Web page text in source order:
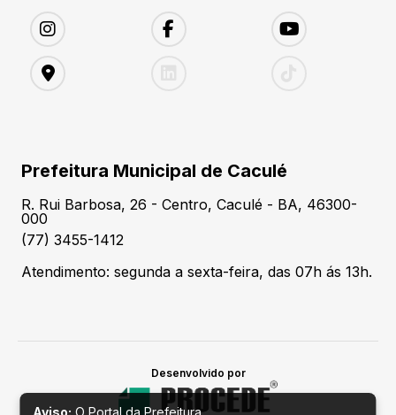
Prefeitura Municipal de Caculé
R. Rui Barbosa, 26 - Centro, Caculé - BA, 46300-
000
(77) 3455-1412
Atendimento: segunda a sexta-feira, das 07h ás 13h.
Desenvolvido por
Aviso: O Portal da Prefeitura